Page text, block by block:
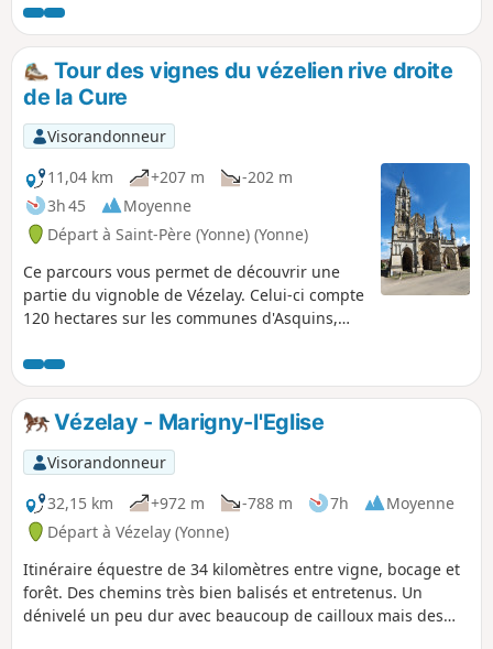
nombreux points de vue sur la basilique et la ville de
Vézelay. Profitez-en pour visiter le village médiéval de
Vézelay, sa basilique, ses remparts.
Tour des vignes du vézelien rive droite
de la Cure
Visorandonneur
11,04 km
+207 m
-202 m
3h 45
Moyenne
Départ à Saint-Père (Yonne) (Yonne)
Ce parcours vous permet de découvrir une
partie du vignoble de Vézelay. Celui-ci compte
120 hectares sur les communes d'Asquins,
cette randonnée vous pourrez découvrir de
nombreux points de vue sur la basilique de
Vézelay et sur les paysages morvandiaux.Et
ne partez pas de Saint-Père sans avoir visité
l'église et le site des Fontaines Salées.
Vézelay - Marigny-l'Eglise
Visorandonneur
32,15 km
+972 m -788 m 7h
Moyenne
Départ à Vézelay (Yonne)
Itinéraire équestre de 34 kilomètres entre vigne, bocage et
forêt. Des chemins très bien balisés et entretenus. Un
dénivelé un peu dur avec beaucoup de cailloux mais des